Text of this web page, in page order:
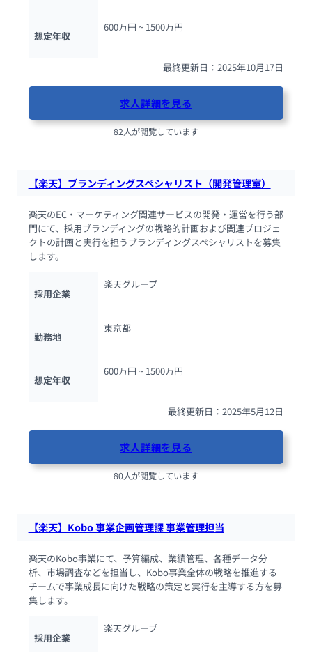
想定年収
600万円 ~ 1500万円
最終更新日：2025年10月17日
求人詳細を見る
82人が閲覧しています
【楽天】ブランディングスペシャリスト（開発管理室）
楽天のEC・マーケティング関連サービスの開発・運営を行う部
門にて、採用ブランディングの戦略的計画および関連プロジェ
クトの計画と実行を担うブランディングスペシャリストを募集
します。
採用企業
楽天グループ
勤務地
東京都
想定年収
600万円 ~ 1500万円
最終更新日：2025年5月12日
求人詳細を見る
80人が閲覧しています
【楽天】Kobo 事業企画管理課 事業管理担当
楽天のKobo事業にて、予算編成、業績管理、各種データ分
析、市場調査などを担当し、Kobo事業全体の戦略を推進する
チームで事業成長に向けた戦略の策定と実行を主導する方を募
集します。
採用企業
楽天グループ